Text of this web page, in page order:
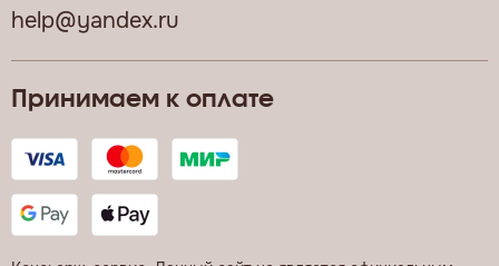
Принимаем к оплате
help@yandex.ru